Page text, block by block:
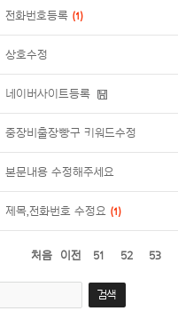
전화번호등록 (1 )
상호수정
네이버사이트등록
중장비출장빵구 키워드수정
본문내용 수정해주세요
제목,전화번호 수정요 (1 )
처음 이전 51 52 53
검색